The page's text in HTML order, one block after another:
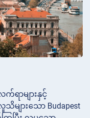
ာများနှင့်
များသော Budapest